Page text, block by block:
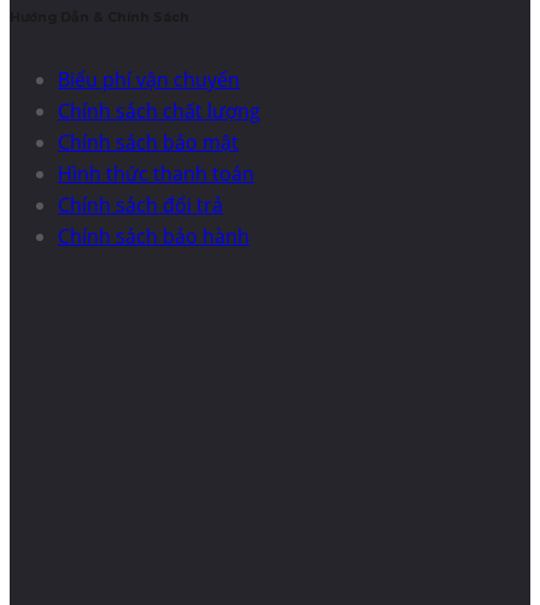
Biểu phí vận chuyển
Chính sách chất lượng
Chính sách bảo mật
Hình thức thanh toán
Chính sách đổi trả
Chính sách bảo hành